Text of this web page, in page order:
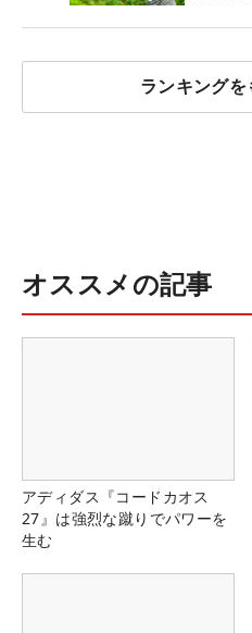
ランキングを
オススメの記事
アディダス『コードカオス
27』は強烈な蹴りでパワーを
生む